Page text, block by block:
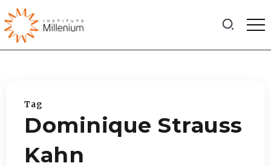
Tag
Dominique Strauss
Kahn